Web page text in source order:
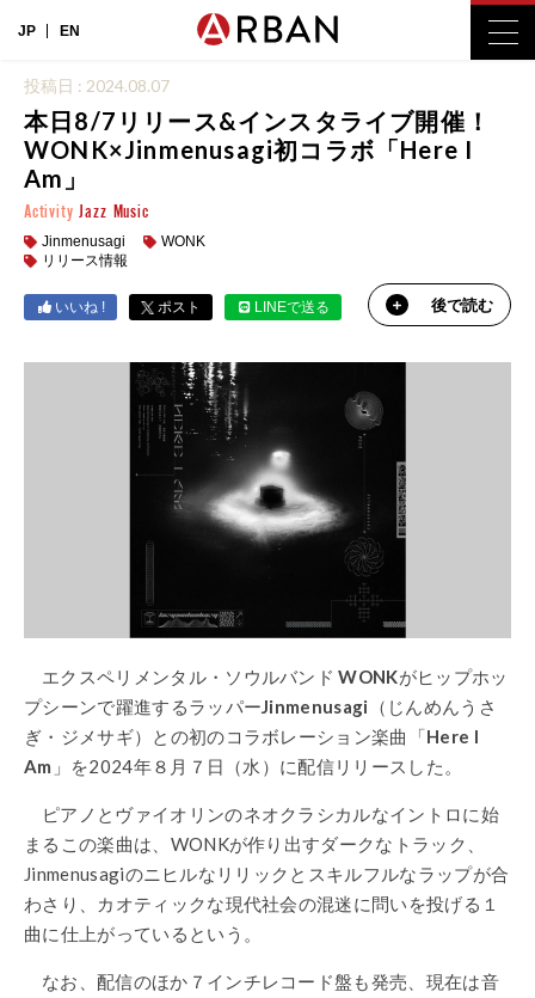
JP EN
投稿日 : 2024.08.07
本日8/7リリース&インスタライブ開催！
WONK×Jinmenusagi初コラボ「Here I
Am」
Activity Jazz Music
Jinmenusagi
WONK
リリース情報
いいね ! ポスト LINEで送る 後で読む
エクスペリメンタル・ソウルバンド WONKがヒップホッ
プシーンで躍進するラッパーJinmenusagi （じんめんうさ
ぎ・ジメサギ）との初のコラボレーション楽曲「Here I
Am 」を2024年８月７日（水）に配信リリースした。
ピアノとヴァイオリンのネオクラシカルなイントロに始
まるこの楽曲は、WONKが作り出すダークなトラック、
Jinmenusagiのニヒルなリリックとスキルフルなラップが合
わさり、カオティックな現代社会の混迷に問いを投げる１
曲に仕上がっているという。
なお、配信のほか７インチレコード盤も発売、現在は音